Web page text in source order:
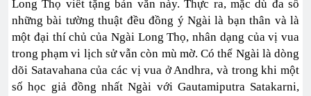
Long Thọ viết tặng bản văn này. Thực ra, mặc dù đa số
những bài tường thuật đều đồng ý Ngài là bạn thân và là
một đại thí chủ của Ngài Long Thọ, nhân dạng của vị vua
trong phạm vi lịch sử vẫn còn mù mờ. Có thể Ngài là dòng
dõi Satavahana của các vị vua ở Andhra, và trong khi một
số học giả đồng nhất Ngài với Gautamiputra Satakarni,